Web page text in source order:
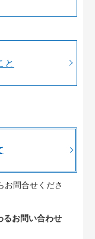
と
お問合せくださ
るお問い合わせ